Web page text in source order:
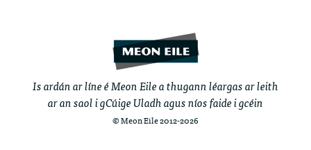
Is ardán ar líne é Meon Eile a thugann léargas ar leith
ar an saol i gCúige Uladh agus níos faide i gcéin
© Meon Eile 2012-2026